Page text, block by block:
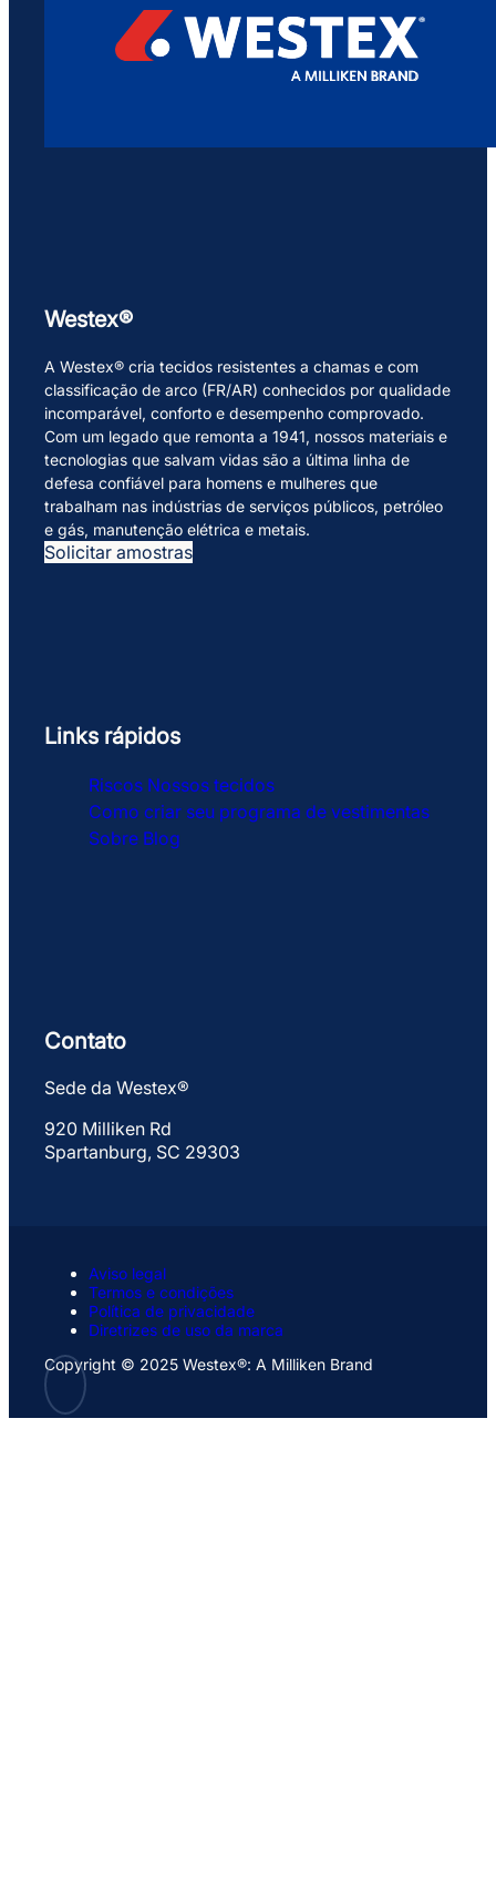
Westex®
A Westex® cria tecidos resistentes a chamas e com
classificação de arco (FR/AR) conhecidos por qualidade
incomparável, conforto e desempenho comprovado.
Com um legado que remonta a 1941, nossos materiais e
tecnologias que salvam vidas são a última linha de
defesa confiável para homens e mulheres que
trabalham nas indústrias de serviços públicos, petróleo
e gás, manutenção elétrica e metais.
Solicitar amostras
Links rápidos
Riscos Nossos tecidos
Como criar seu programa de vestimentas
Sobre Blog
Contato
Sede da Westex®
920 Milliken Rd
Spartanburg, SC 29303
Aviso legal
Termos e condições
Política de privacidade
Diretrizes de uso da marca
Copyright © 2025 Westex®: A Milliken Brand